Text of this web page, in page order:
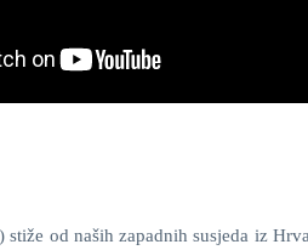
stiže od naših zapadnih susjeda iz